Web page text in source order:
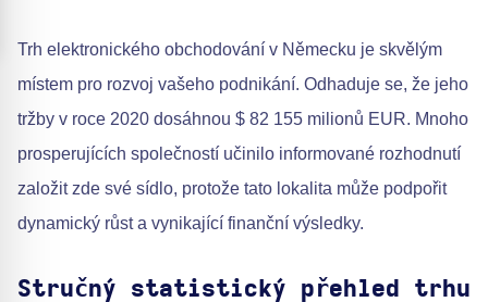
Trh elektronického obchodování v Německu je skvělým
místem pro rozvoj vašeho podnikání. Odhaduje se, že jeho
tržby v roce 2020 dosáhnou $ 82 155 milionů EUR. Mnoho
prosperujících společností učinilo informované rozhodnutí
založit zde své sídlo, protože tato lokalita může podpořit
dynamický růst a vynikající finanční výsledky.
Stručný statistický přehled trhu